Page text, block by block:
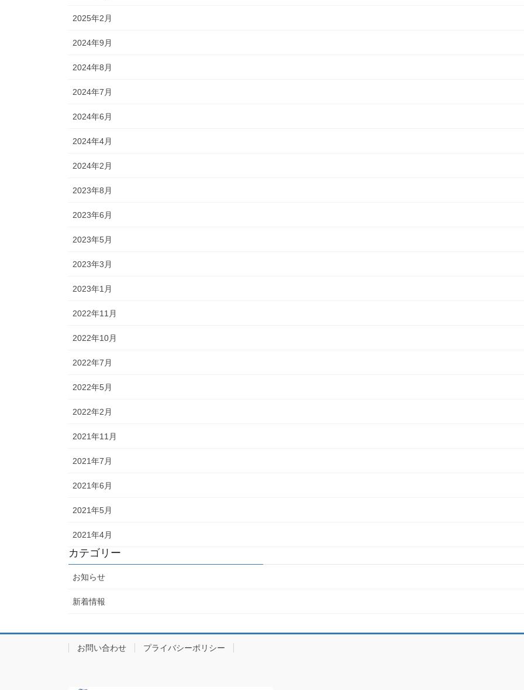
2025年2月
2024年9月
2024年8月
2024年7月
2024年6月
2024年4月
2024年2月
2023年8月
2023年6月
2023年5月
2023年3月
2023年1月
2022年11月
2022年10月
2022年7月
2022年5月
2022年2月
2021年11月
2021年7月
2021年6月
2021年5月
2021年4月
カテゴリー
お知らせ
新着情報
お問い合わせ プライバシーポリシー